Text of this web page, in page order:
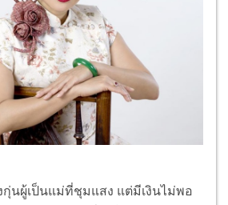
นผู้เป็นแม่ที่ชุมแสง แต่มีเงินไม่พอ